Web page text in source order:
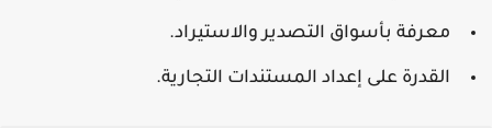
معرفة بأسواق التصدير والاستيراد.
القدرة على إعداد المستندات التجارية.